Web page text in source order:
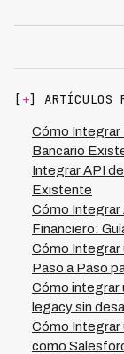
completos para
webhook falla,
con backoff
batch diaria
ofrece soporte
go-live, con
issues críticos.
antes de
[+] ARTÍCULOS
Cómo Integrar
Bancario
Integrar API
Existente
Cómo Integrar
Financiero:
Cómo Integrar
Paso a Paso
Cómo integrar
legacy sin
Cómo Integrar
como